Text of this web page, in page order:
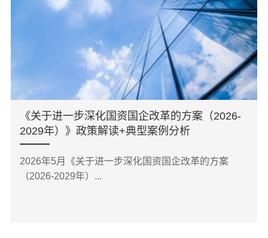
《关于进一步深化国资国企改革的方案（2026-
2029年）》政策解读+典型案例分析
2026年5月《关于进一步深化国资国企改革的方案
（2026-2029年）...